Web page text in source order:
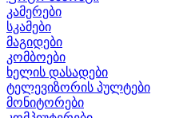
კამერები
სკამები
მაგიდები
კომბოები
ხელის დასადები
ტელევიზორის პულტები
მონიტორები